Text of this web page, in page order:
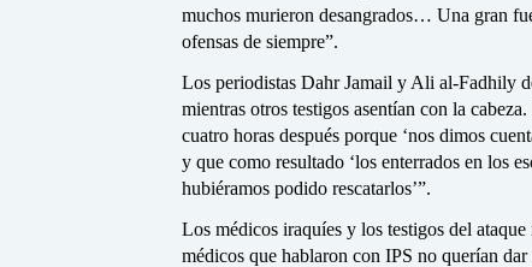
muchos murieron desangrados… Una gran
ofensas de siempre”.
Los periodistas Dahr Jamail y Ali al-Fadhily
mientras otros testigos asentían con la
cuatro horas después porque ‘nos dimos
y que como resultado ‘los enterrados en los
hubiéramos podido rescatarlos’”.
Los médicos iraquíes y los testigos del
médicos que hablaron con IPS no querían